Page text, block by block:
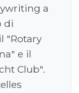
a
di
"Rotary
e il
Club".